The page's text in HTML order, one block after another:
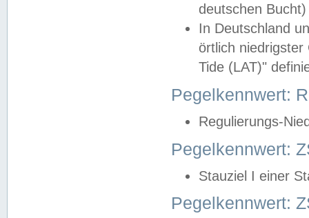
deutschen
In Deutschland
örtlich
Tide (LAT)"
Pegelkennwert:
Regulierungs-
Pegelkennwert:
Stauziel I einer
Pegelkennwert: